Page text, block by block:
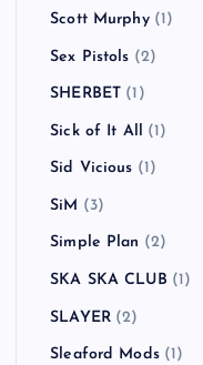
Scott Murphy(1)
Sex Pistols (2)
SHERBET (1)
Sick of It All (1)
Sid Vicious (1)
SiM (3)
Simple Plan (2)
SKA SKA CLUB (1)
SLAYER(2)
Sleaford Mods(1)